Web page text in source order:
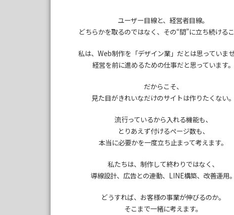
ユーザー目線と、経営者目線。
どちらかを取るのではなく、 その“間”に立ち続けるこ
私は、Web制作を 「デザイン業」だとは思っていませ
経営を前に進めるための仕事だと思っています。
だからこそ、
見た目がきれいなだけのサイトは作りたくない。
流行っているから入れる機能も、
とりあえず付けるページ数も、
本当に必要かを一度立ち止まって考えます。
私たちは、制作して終わりではなく、
導線設計、広告との連動、LINE構築、改善運用。
どうすれば、お客様の事業が伸びるのか。
そこまで一緒に考えます。